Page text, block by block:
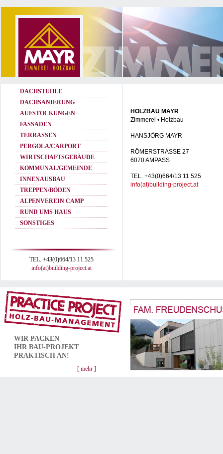
DACHSTÜHLE
DACHSANIERUNG
AUFSTOCKUNGEN
FASSADEN
TERRASSEN
PERGOLA/CARPORT
WIRTSCHAFTSGEBÄUDE
KOMMUNAL/GEMEINDE
INNENAUSBAU
TREPPEN/BÖDEN
ALPENVEREIN CAMP
RUND UMS HAUS
SONSTIGES
TEL. +43(0)664/13 11 525
info(at)building-project.at
HOLZBAU MAYR
Zimmerei • Holzbau
HANSJÖRG MAYR
RÖMERSTRASSE 27
6070 AMPASS
TEL. +43(0)664/13 11 525
info(at)building-project.at
WIR PACKEN
IHR BAU-PROJEKT
PRAKTISCH AN!
[ mehr ]